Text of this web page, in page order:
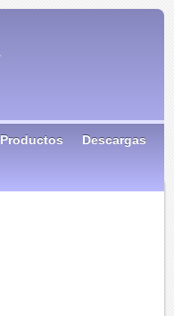
Productos Descargas